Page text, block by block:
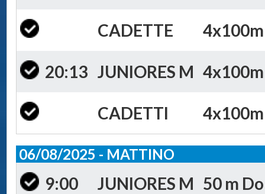
CADETTE
20:13 JUNIORES M
CADETTI
06/08/2025 - MATTINO
9:00 JUNIORES M 50 m